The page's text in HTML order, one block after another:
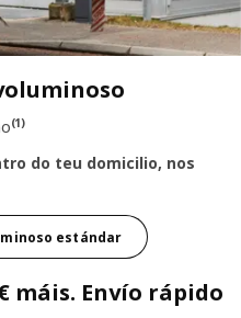
(1)
do teu domicilio, nos
estándar
máis. Envío rápido